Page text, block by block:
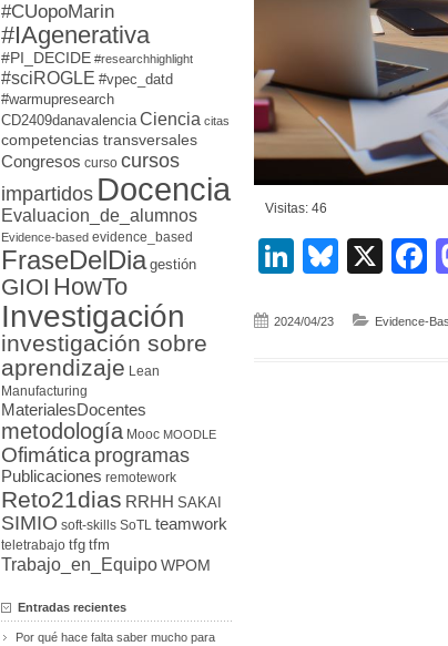
Visitas: 46
LinkedIn
X
2024/04/23 Evidence-
#CUopoMarin
#IAgenerativa
#PI_DECIDE #researchhighlight
#sciROGLE #vpec_datd
#warmupresearch
CD2409danavalencia Ciencia citas
competencias transversales
Congresos curso cursos
impartidos Docencia
Evaluacion_de_alumnos
Evidence-based evidence_based
FraseDelDia gestión
GIOI HowTo
Investigación
investigación sobre
aprendizaje Lean
Manufacturing
MaterialesDocentes
metodología Mooc MOODLE
Ofimáticaprogramas
Publicaciones remotework
Reto21dias RRHH SAKAI
SIMIO soft-skills SoTL teamwork
teletrabajo tfg tfm
Trabajo_en_EquipoWPOM
Entradas recientes
Por qué hace falta saber mucho para